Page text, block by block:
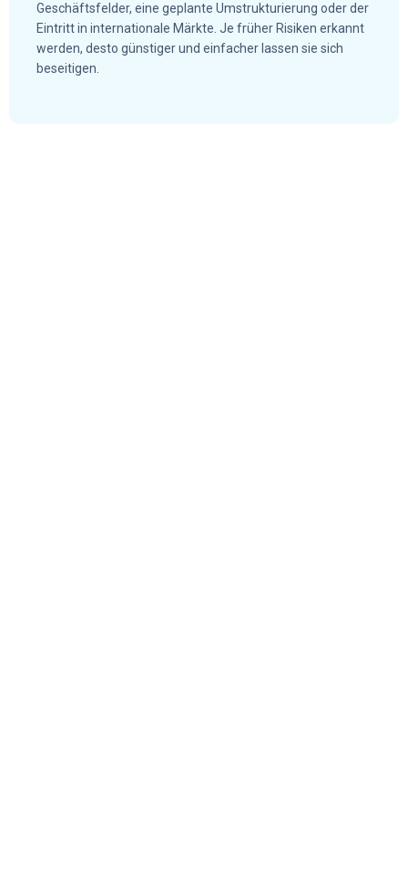
Geschäftsfelder, eine geplante Umstrukturierung oder der
Eintritt in internationale Märkte. Je früher Risiken erkannt
werden, desto günstiger und einfacher lassen sie sich
beseitigen.